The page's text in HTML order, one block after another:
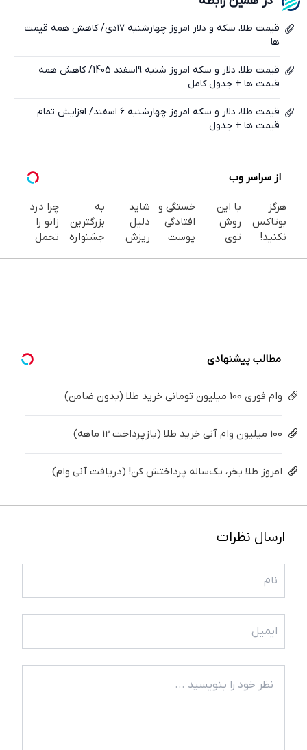
قیمت طلا، سکه و دلار امروز چهارشنبه ۱۷دی/ کاهش همه قیمت
‌ها
قیمت طلا، دلار و سکه امروز شنبه 9اسفند 1405/ کاهش همه
قیمت ها + جدول کامل
قیمت طلا، دلار و سکه امروز چهارشنبه 6 اسفند/ افزایش تمام
قیمت ها + جدول
از سراسر وب
هرگز
بوتاکس
نکنید!
جوان می
با این
روش
توی
خستگی و
افتادگی
پوست
شاید
دلیل
ریزش
میکنی.
به
بزرگترین
جشنواره
چرا درد
زانو را
تحمل
کن
مطالب پیشنهادی
وام فوری 100 میلیون تومانی خرید طلا (بدون ضامن)
100 میلیون وام آنی خرید طلا (بازپرداخت 12 ماهه)
امروز طلا بخر، یک‌ساله پرداختش کن! (دریافت آنی وام)
ارسال نظرات